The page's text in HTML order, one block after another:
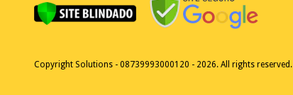
Copyright Solutions - 08739993000120 - 2026. All rights reserved.